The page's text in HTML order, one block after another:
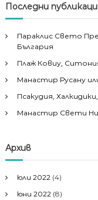
Последни
Параклис Свето
България
Плаж Ковиу,
Манастир Русану
Псакудия,
Манастир Свети
Архив
юли 2022 (4)
юни 2022 (8)